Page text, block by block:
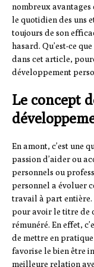
nombreux avantages
le quotidien des uns
toujours de son
hasard. Qu’est-ce
dans cet article,
développement
Le concept
En amont, c’est une
passion d’aider ou
personnels ou
personnel a évoluer
travail à part entière.
pour avoir le titre de
rémunéré. En effet,
de mettre en
favorise le bien être
meilleure relation